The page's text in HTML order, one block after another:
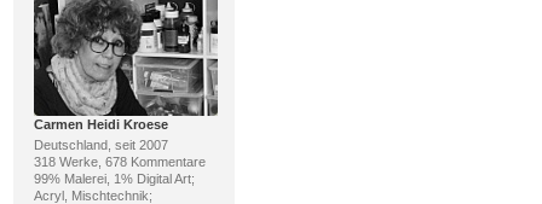
Carmen Heidi Kroese
Deutschland, seit 2007
318 Werke, 678 Kommentare
99% Malerei, 1% Digital Art;
Acryl, Mischtechnik;